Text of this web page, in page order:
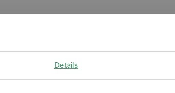
Details
Oops!